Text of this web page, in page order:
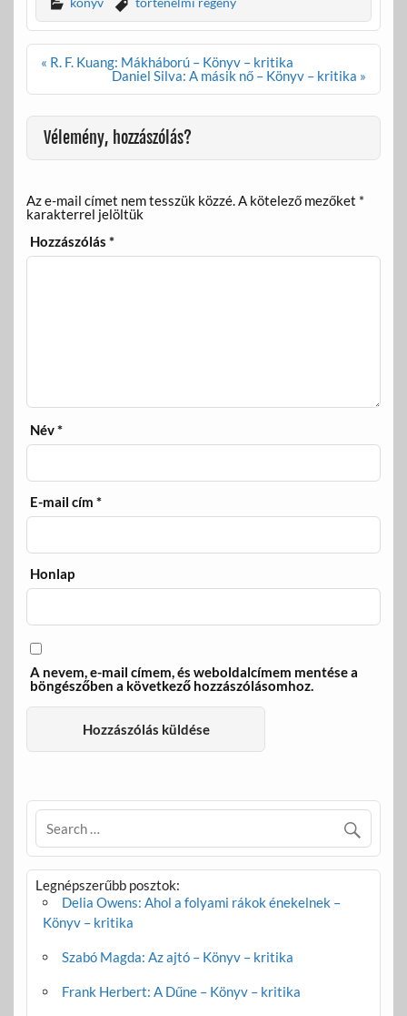
b
o
o
k
er
m
e
g
Bejegyzés
« R. F. Kuang: Mákháború – Könyv – kritika
Daniel Silva: A másik nő – Könyv – kritika »
Vélemény, hozzászólás?
Az e-mail címet nem tesszük közzé.A kötelező mezőket *
karakterrel jelöltük
Hozzászólás*
Név*
E-mail cím*
Honlap
A nevem, e-mail címem, és weboldalcímem mentése a
böngészőben a következő hozzászólásomhoz.
Legnépszerűbb posztok:
Delia Owens: Ahol a folyami rákok énekelnek –
Könyv – kritika
Szabó Magda: Az ajtó – Könyv – kritika
Frank Herbert: A Dűne – Könyv – kritika